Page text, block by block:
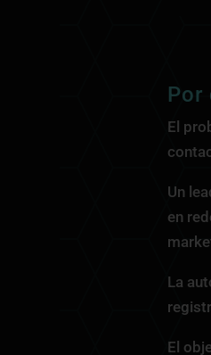
Por
El
Un
en
La
El